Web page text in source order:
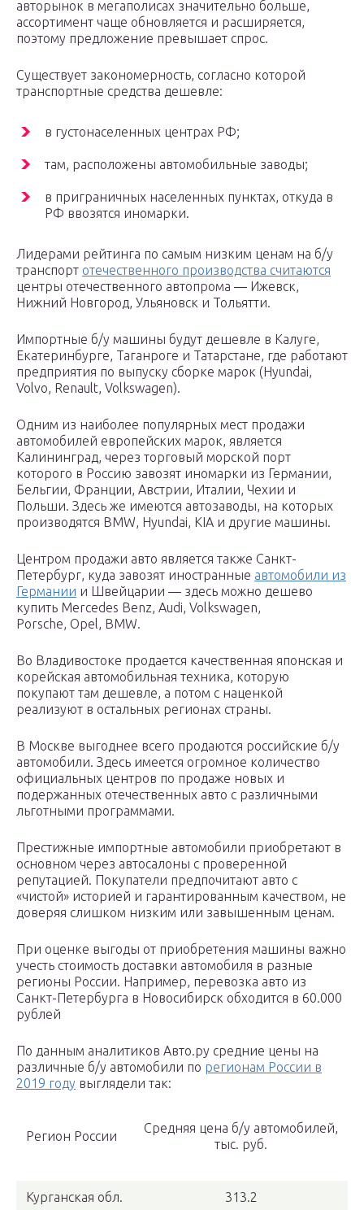
авторынок в мегаполисах значительно больше,
ассортимент чаще обновляется и расширяется,
поэтому предложение превышает спрос.
Существует закономерность, согласно которой
транспортные средства дешевле:
в густонаселенных центрах РФ;
там, расположены автомобильные заводы;
в приграничных населенных пунктах, откуда в
РФ ввозятся иномарки.
Лидерами рейтинга по самым низким ценам на б/у
транспорт отечественного производства считаются
центры отечественного автопрома — Ижевск,
Нижний Новгород, Ульяновск и Тольятти.
Импортные б/у машины будут дешевле в Калуге,
Екатеринбурге, Таганроге и Татарстане, где работают
предприятия по выпуску сборке марок (Hyundai,
Volvo, Renault, Volkswagen).
Одним из наиболее популярных мест продажи
автомобилей европейских марок, является
Калининград, через торговый морской порт
которого в Россию завозят иномарки из Германии,
Бельгии, Франции, Австрии, Италии, Чехии и
Польши. Здесь же имеются автозаводы, на которых
производятся BMW, Hyundai, KIA и другие машины.
Центром продажи авто является также Санкт-
Петербург, куда завозят иностранные автомобили из
Германии и Швейцарии — здесь можно дешево
купить Mercedes Benz, Audi, Volkswagen,
Porsche, Opel, BMW.
Во Владивостоке продается качественная японская и
корейская автомобильная техника, которую
покупают там дешевле, а потом с наценкой
реализуют в остальных регионах страны.
В Москве выгоднее всего продаются российские б/у
автомобили. Здесь имеется огромное количество
официальных центров по продаже новых и
подержанных отечественных авто с различными
льготными программами.
Престижные импортные автомобили приобретают в
основном через автосалоны с проверенной
репутацией. Покупатели предпочитают авто с
«чистой» историей и гарантированным качеством, не
доверяя слишком низким или завышенным ценам.
При оценке выгоды от приобретения машины важно
учесть стоимость доставки автомобиля в разные
регионы России. Например, перевозка авто из
Санкт-Петербурга в Новосибирск обходится в 60.000
рублей
По данным аналитиков Авто.ру средние цены на
различные б/у автомобили по регионам России в
2019 году выглядели так:
Регион России
Средняя цена б/у автомобилей,
тыс. руб.
Курганская обл. 313.2